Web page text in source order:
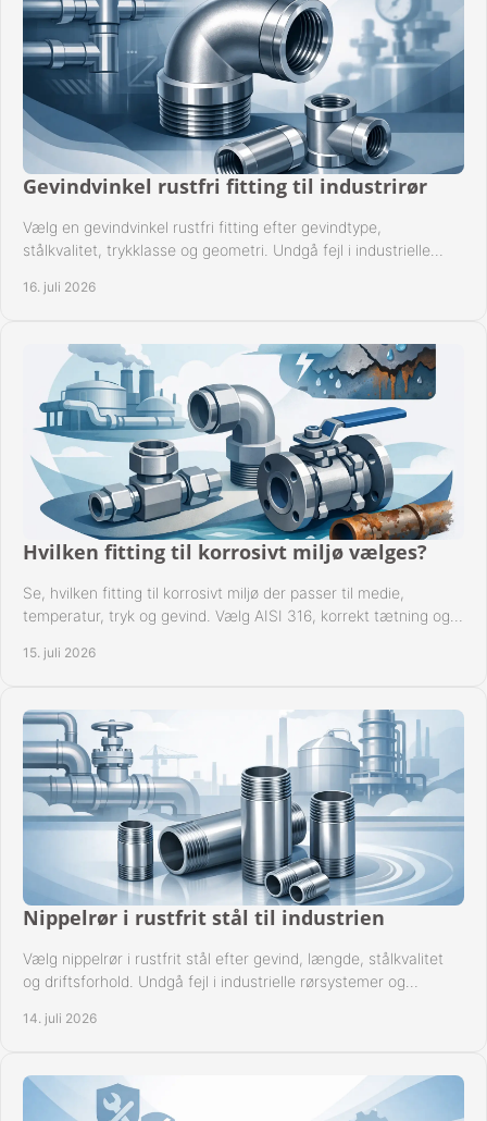
Gevindvinkel rustfri fitting til industrirør
Vælg en gevindvinkel rustfri fitting efter gevindtype,
stålkvalitet, trykklasse og geometri. Undgå fejl i industrielle
16. juli 2026
Hvilken fitting til korrosivt miljø vælges?
Se, hvilken fitting til korrosivt miljø der passer til medie,
temperatur, tryk og gevind. Vælg AISI 316, korrekt tætning og
15. juli 2026
Nippelrør i rustfrit stål til industrien
Vælg nippelrør i rustfrit stål efter gevind, længde, stålkvalitet
og driftsforhold. Undgå fejl i industrielle rørsystemer og
14. juli 2026